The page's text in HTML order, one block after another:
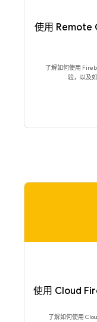
使用 Remote
了解如何使用
验，以及
使用 Cloud
了解如何使用